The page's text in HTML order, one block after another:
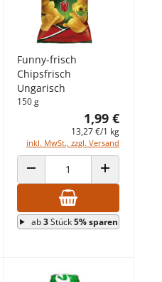
ERHÖHEN
Funny-frisch
Chipsfrisch
Ungarisch
150 g
1,99 €
13,27 €/1 kg
inkl. MwSt., zzgl. Versand
ANZAHL VERRINGERNANZAHL
ab3Stück5% sparen